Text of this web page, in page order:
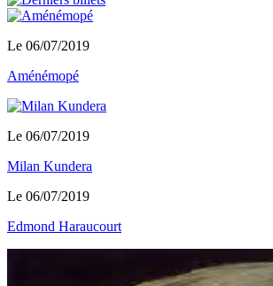
Le 06/07/2019
Aménémopé
Le 06/07/2019
Milan Kundera
Le 06/07/2019
Edmond Haraucourt